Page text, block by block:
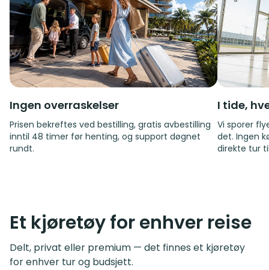
Ingen overraskelser
Prisen bekreftes ved bestilling, gratis avbestilling
inntil 48 timer før henting, og support døgnet
rundt.
I tide,
Vi sporer
det. Ingen
direkte tur
Et kjøretøy for enhver reise
Delt, privat eller premium — det finnes et kjøretøy
for enhver tur og budsjett.